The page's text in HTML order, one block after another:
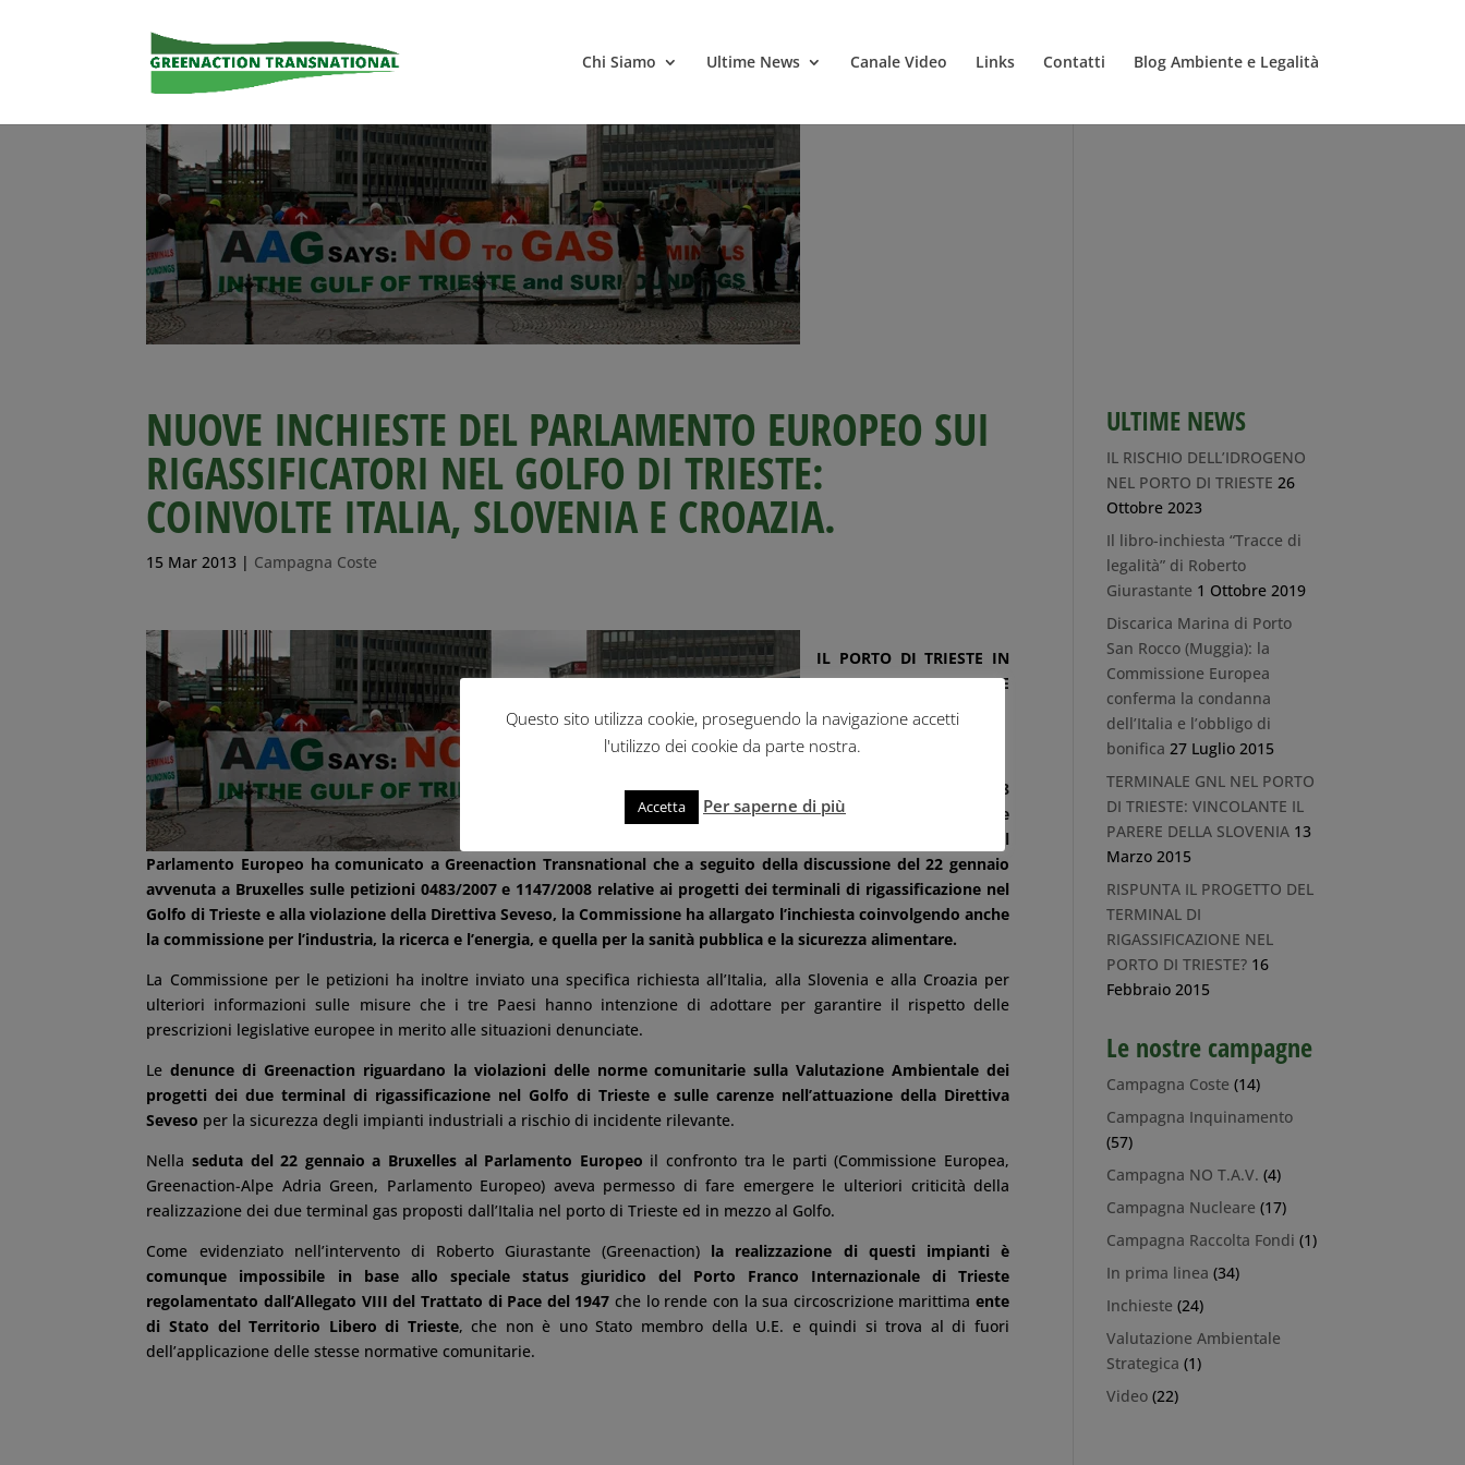
Chi Siamo Ultime News Canale Video Links Contatti Blog Ambiente e Legalità
NUOVE INCHIESTE DEL PARLAMENTO EUROPEO SUI
RIGASSIFICATORI NEL GOLFO DI TRIESTE:
COINVOLTE ITALIA, SLOVENIA E CROAZIA.
15 Mar 2013 | Campagna Coste
IL PORTO DI TRIESTE IN
OSSERVAZIONE SPECIALE
DALL’UNIONE EUROPEA
Trieste, 15 marzo 2013
Con comunicazione dell’8
marzo la Commissione
per le petizioni del
Parlamento Europeo ha comunicato a Greenaction Transnational che a seguito della discussione del 22 gennaio
avvenuta a Bruxelles sulle petizioni 0483/2007 e 1147/2008 relative ai progetti dei terminali di rigassificazione nel
Golfo di Trieste e alla violazione della Direttiva Seveso, la Commissione ha allargato l’inchiesta coinvolgendo anche
la commissione per l’industria, la ricerca e l’energia, e quella per la sanità pubblica e la sicurezza alimentare.
La Commissione per le petizioni ha inoltre inviato una specifica richiesta all’Italia, alla Slovenia e alla Croazia per
ulteriori informazioni sulle misure che i tre Paesi hanno intenzione di adottare per garantire il rispetto delle
prescrizioni legislative europee in merito alle situazioni denunciate.
Ledenunce di Greenaction riguardano la violazioni delle norme comunitarie sulla Valutazione Ambientale dei
progetti dei due terminal di rigassificazione nel Golfo di Trieste e sulle carenze nell’attuazione della Direttiva
Seveso per la sicurezza degli impianti industriali a rischio di incidente rilevante.
Nellaseduta del 22 gennaio a Bruxelles al Parlamento Europeo il confronto tra le parti (Commissione Europea,
Greenaction-Alpe Adria Green, Parlamento Europeo) aveva permesso di fare emergere le ulteriori criticità della
realizzazione dei due terminal gas proposti dall’Italia nel porto di Trieste ed in mezzo al Golfo.
Come evidenziato nell’intervento di Roberto Giurastante (Greenaction) la realizzazione di questi impianti è
comunque impossibile in base allo speciale status giuridico del Porto Franco Internazionale di Trieste
regolamentato dall’Allegato VIII del Trattato di Pace del 1947 che lo rende con la sua circoscrizione marittimaente
di Stato del Territorio Libero di Trieste, che non è uno Stato membro della U.E. e quindi si trova al di fuori
dell’applicazione delle stesse normative comunitarie.
ULTIME NEWS
IL RISCHIO DELL’IDROGENO
NEL PORTO DI TRIESTE 26
Ottobre 2023
Il libro-inchiesta “Tracce di
legalità” di Roberto
Giurastante 1 Ottobre 2019
Discarica Marina di Porto
San Rocco (Muggia): la
Commissione Europea
conferma la condanna
dell’Italia e l’obbligo di
bonifica 27 Luglio 2015
TERMINALE GNL NEL PORTO
DI TRIESTE: VINCOLANTE IL
PARERE DELLA SLOVENIA 13
Marzo 2015
RISPUNTA IL PROGETTO DEL
TERMINAL DI
RIGASSIFICAZIONE NEL
PORTO DI TRIESTE? 16
Febbraio 2015
Le nostre campagne
Campagna Coste (14)
Campagna Inquinamento
(57)
Campagna NO T.A.V. (4)
Campagna Nucleare (17)
Campagna Raccolta Fondi (1)
In prima linea (34)
Inchieste (24)
Valutazione Ambientale
Strategica (1)
Video (22)
Questo sito utilizza cookie, proseguendo la navigazione accetti
l'utilizzo dei cookie da parte nostra.
Accetta Per saperne di più